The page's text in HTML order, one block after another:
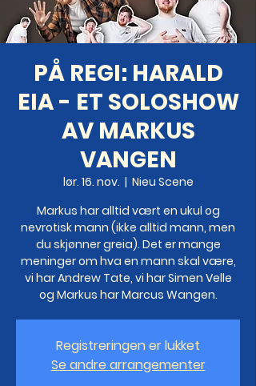
PÅ REGI: HARALD
EIA - ET SOLOSHOW
AV MARKUS
VANGEN
lør. 16. nov.
  |
Nieu Scene
Markus har alltid vært en ukul og
nevrotisk mann (ikke alltid mann, men
du skjønner greia). Det er mange
meninger om hva en mann skal være,
vi har Andrew Tate, vi har Simen Velle
og Markus har Marcus Wangen.
Registreringen er lukket
Se andre arrangementer